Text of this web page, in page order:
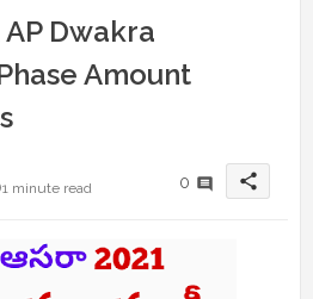
Dwakra
Amount
1 minute read 0 share